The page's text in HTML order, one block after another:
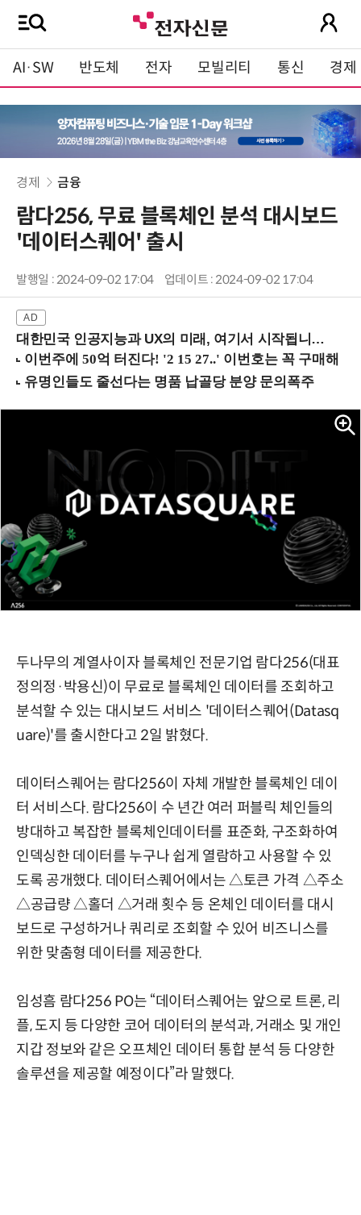
AI·SW 반도체 전자 모빌리티 통신 경제
경제 금융
람다256, 무료 블록체인 분석 대시보드
'데이터스퀘어' 출시
발행일 : 2024-09-02 17:04 업데이트 : 2024-09-02 17:04
대한민국 인공지능과 UX의 미래, 여기서 시작됩니다! (9/2 강남역)
두나무의 계열사이자 블록체인 전문기업 람다256(대표
정의정·박용신)이 무료로 블록체인 데이터를 조회하고
분석할 수 있는 대시보드 서비스 '데이터스퀘어(Datasq
uare)'를 출시한다고 2일 밝혔다.
데이터스퀘어는 람다256이 자체 개발한 블록체인 데이
터 서비스다. 람다256이 수 년간 여러 퍼블릭 체인들의
방대하고 복잡한 블록체인데이터를 표준화, 구조화하여
인덱싱한 데이터를 누구나 쉽게 열람하고 사용할 수 있
도록 공개했다. 데이터스퀘어에서는 △토큰 가격 △주소
△공급량 △홀더 △거래 횟수 등 온체인 데이터를 대시
보드로 구성하거나 쿼리로 조회할 수 있어 비즈니스를
위한 맞춤형 데이터를 제공한다.
임성흠 람다256 PO는 “데이터스퀘어는 앞으로 트론, 리
플, 도지 등 다양한 코어 데이터의 분석과, 거래소 및 개인
지갑 정보와 같은 오프체인 데이터 통합 분석 등 다양한
솔루션을 제공할 예정이다”라 말했다.